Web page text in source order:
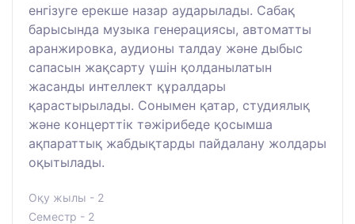
енгізуге ерекше назар аударылады. Сабақ
барысында музыка генерациясы, автоматты
аранжировка, аудионы талдау және дыбыс
сапасын жақсарту үшін қолданылатын
жасанды интеллект құралдары
қарастырылады. Сонымен қатар, студиялық
және концерттік тәжірибеде қосымша
ақпараттық жабдықтарды пайдалану жолдары
оқытылады.
Оқу жылы - 2
Семестр - 2